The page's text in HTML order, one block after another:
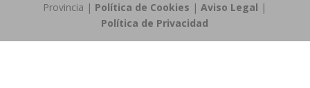
Provincia | Política de Cookies |Aviso Legal |
Política de Privacidad